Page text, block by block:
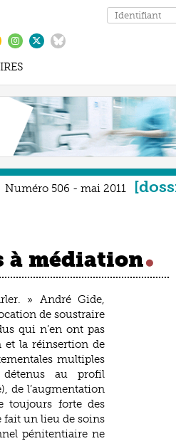
Numéro 506 - mai 2011
à médiation
» André Gide,
de soustraire
qui n’en ont pas
et la réinsertion de
multiples
au profil
de l’augmentation
toujours forte des
fait un lieu de soins
pénitentiaire ne